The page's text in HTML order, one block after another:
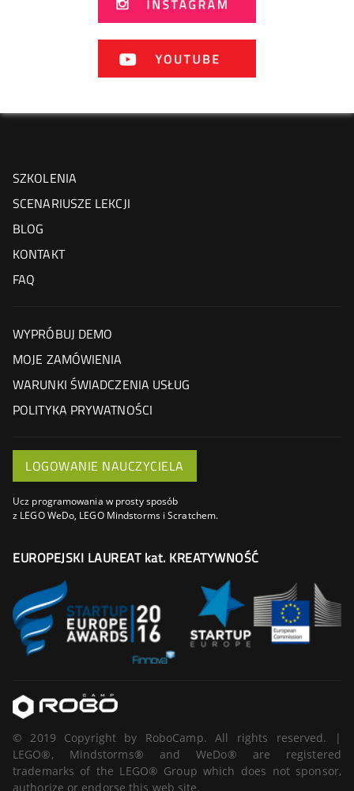
SZKOLENIA
SCENARIUSZE LEKCJI
BLOG
KONTAKT
FAQ
WYPRÓBUJ DEMO
MOJE ZAMÓWIENIA
WARUNKI ŚWIADCZENIA USŁUG
POLITYKA PRYWATNOŚCI
LOGOWANIE NAUCZYCIELA
Ucz programowania w prosty sposób
z LEGO WeDo, LEGO Mindstorms i Scratchem.
EUROPEJSKI LAUREAT kat. KREATYWNOŚĆ
© 2019 Copyright by RoboCamp. All rights reserved. |
LEGO®, Mindstorms® and WeDo® are registered
trademarks of the LEGO® Group which does not sponsor,
authorize or endorse this web site.